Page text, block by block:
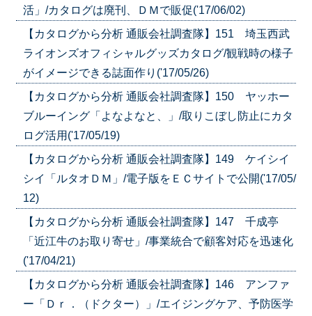
活」/カタログは廃刊、ＤＭで販促('17/06/02)
【カタログから分析 通販会社調査隊】151 埼玉西武
ライオンズオフィシャルグッズカタログ/観戦時の様子
がイメージできる誌面作り('17/05/26)
【カタログから分析 通販会社調査隊】150 ヤッホー
ブルーイング「よなよなと、」/取りこぼし防止にカタ
ログ活用('17/05/19)
【カタログから分析 通販会社調査隊】149 ケイシイ
シイ「ルタオＤＭ」/電子版をＥＣサイトで公開('17/05/
12)
【カタログから分析 通販会社調査隊】147 千成亭
「近江牛のお取り寄せ」/事業統合で顧客対応を迅速化
('17/04/21)
【カタログから分析 通販会社調査隊】146 アンファ
ー「Ｄｒ．（ドクター）」/エイジングケア、予防医学